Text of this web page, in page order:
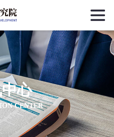
心
CENTER